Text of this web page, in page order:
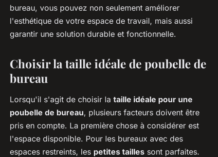
bureau, vous pouvez non seulement améliorer
l'esthétique de votre espace de travail, mais aussi
garantir une solution durable et fonctionnelle.
Choisir la taille idéale de poubelle de
bureau
Lorsqu'il s'agit de choisir la taille idéale pour une
poubelle de bureau, plusieurs facteurs doivent être
pris en compte. La première chose à considérer est
l'espace disponible. Pour les bureaux avec des
espaces restreints, les petites tailles sont parfaites.